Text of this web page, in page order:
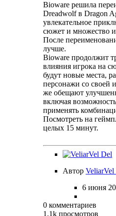
Bioware решила
Dreadwolf в Dragon
увлекательное
сюжет и множество
После
лучше.
Bioware продолжит
влияния игрока на
будут новые места,
персонажи со своей
же обещают
включая
применять
Посмотреть на
целых 15 минут.
Автор VeliarVel
6 июня
0 комментариев
1.1k просмотров